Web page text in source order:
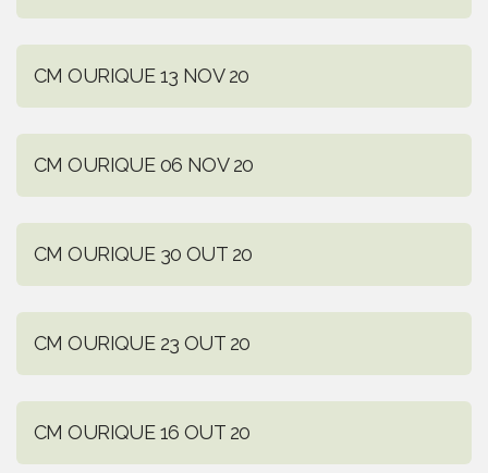
CM OURIQUE 13 NOV 20
CM OURIQUE 06 NOV 20
CM OURIQUE 30 OUT 20
CM OURIQUE 23 OUT 20
CM OURIQUE 16 OUT 20